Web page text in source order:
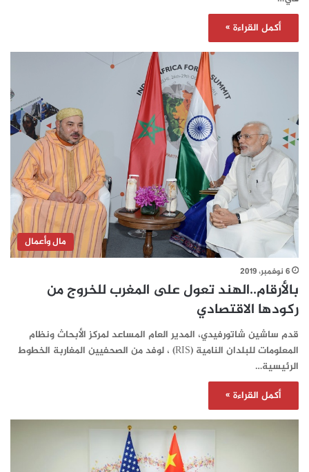
أكمل القراءة »
مال وأعمال
6 نوفمبر، 2019
بالأرقام..الهند تعول على المغرب للخروج من
ركودها الاقتصادي
قدم ساشين شاتورفيدي، المدير العام المساعد لمركز الأبحاث ونظام
المعلومات للبلدان النامية (RIS) ، لوفد من الصحفيين المغاربة الخطوط
الرئيسية…
أكمل القراءة »